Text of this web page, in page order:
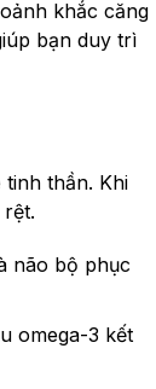
khắc căng
bạn duy trì
thần. Khi
não bộ phục
omega-3 kết